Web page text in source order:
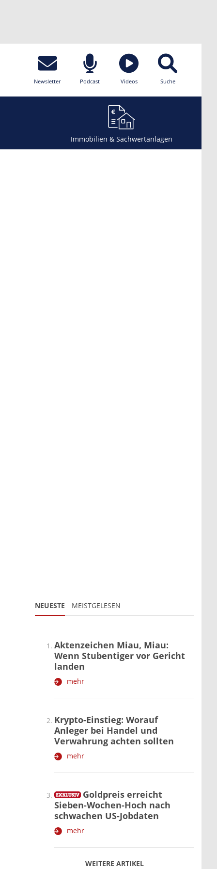
Newsletter Podcast Videos Suche
Immobilien & Sachwertanlagen
NEUESTE MEISTGELESEN
WEITERE ARTIKEL
zurückweiter
Aktenzeichen Miau, Miau:
Wenn Stubentiger vor Gericht
landen
mehr
Krypto-Einstieg: Worauf
Anleger bei Handel und
Verwahrung achten sollten
mehr
Goldpreis erreicht
Sieben-Wochen-Hoch nach
schwachen US-Jobdaten
mehr